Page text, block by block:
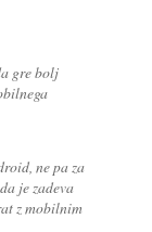
gre bolj
ne pa za
je zadeva
z mobilnim